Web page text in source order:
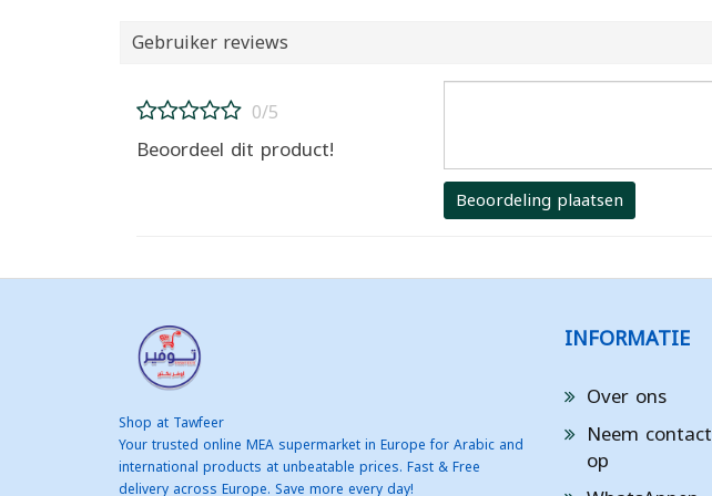
Gebruiker reviews
0/5
Beoordeel dit product!
Beoordeling plaatsen
Shop at Tawfeer
Your trusted online MEA supermarket in Europe for Arabic and
international products at unbeatable prices. Fast & Free
delivery across Europe. Save more every day!
INFORMATIE
Over ons
Neem contact
op